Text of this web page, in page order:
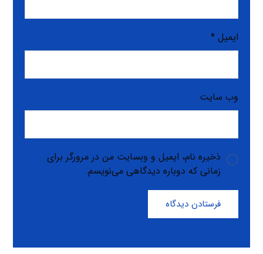
ایمیل*
وب‌ سایت
ذخیره نام، ایمیل و وبسایت من در مرورگر برای
زمانی که دوباره دیدگاهی می‌نویسم.
فرستادن دیدگاه